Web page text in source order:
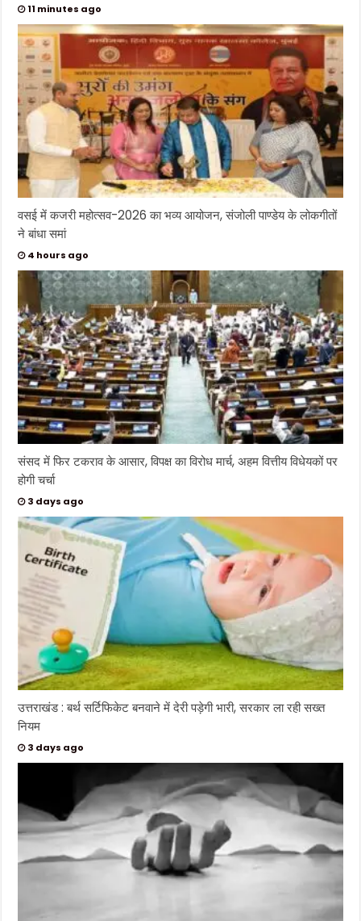
11 minutes ago
वसई में कजरी महोत्सव-2026 का भव्य आयोजन, संजोली पाण्डेय के लोकगीतों
ने बांधा समां
4 hours ago
संसद में फिर टकराव के आसार, विपक्ष का विरोध मार्च, अहम वित्तीय विधेयकों पर
होगी चर्चा
3 days ago
उत्तराखंड : बर्थ सर्टिफिकेट बनवाने में देरी पड़ेगी भारी, सरकार ला रही सख्त
नियम
3 days ago